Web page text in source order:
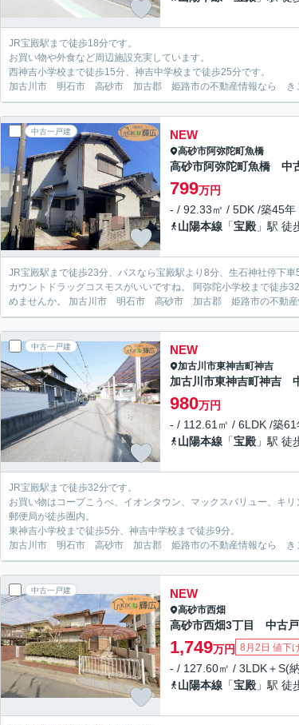
JR宝殿駅まで徒歩18分です。
お買い物や外食など周辺施設充実しています。
西神吉小学校まで徒歩15分、神吉中学校まで徒歩25分です。
加古川市 明石市 高砂市 加古郡 姫路市の不動産情報なら き
中古一戸建 NEW
高砂市阿弥陀町魚橋
高砂市阿弥陀町魚橋 中
799万円
- / 92.33㎡ / 5DK /築45年
山陽本線 「宝殿 」駅 徒
JR宝殿駅まで徒歩23分、バスなら宝殿駅より8分、生石神社停下
カウントドラッグコスモスがいいですね。 阿弥陀小学校まで徒歩
めませんか。 加古川市 明石市 高砂市 加古郡 姫路市の不動
中古一戸建 NEW
加古川市東神吉町神吉
加古川市東神吉町神吉
980万円
- / 112.61㎡ / 6LDK /築61
山陽本線 「宝殿 」駅 徒
JR宝殿駅まで徒歩32分です。
お買い物はコープこうべ、イオンタウン、マックスバリュー、キリ
郵便局が徒歩圏内。
東神吉小学校まで徒歩5分、神吉中学校まで徒歩9分。
加古川市 明石市 高砂市 加古郡 姫路市の不動産情報なら き
中古一戸建 NEW
高砂市西畑
高砂市西畑3丁目 中古
1,749万円 8月2日 値下
- / 127.60㎡ / 3LDK＋S(
山陽本線 「宝殿 」駅 徒